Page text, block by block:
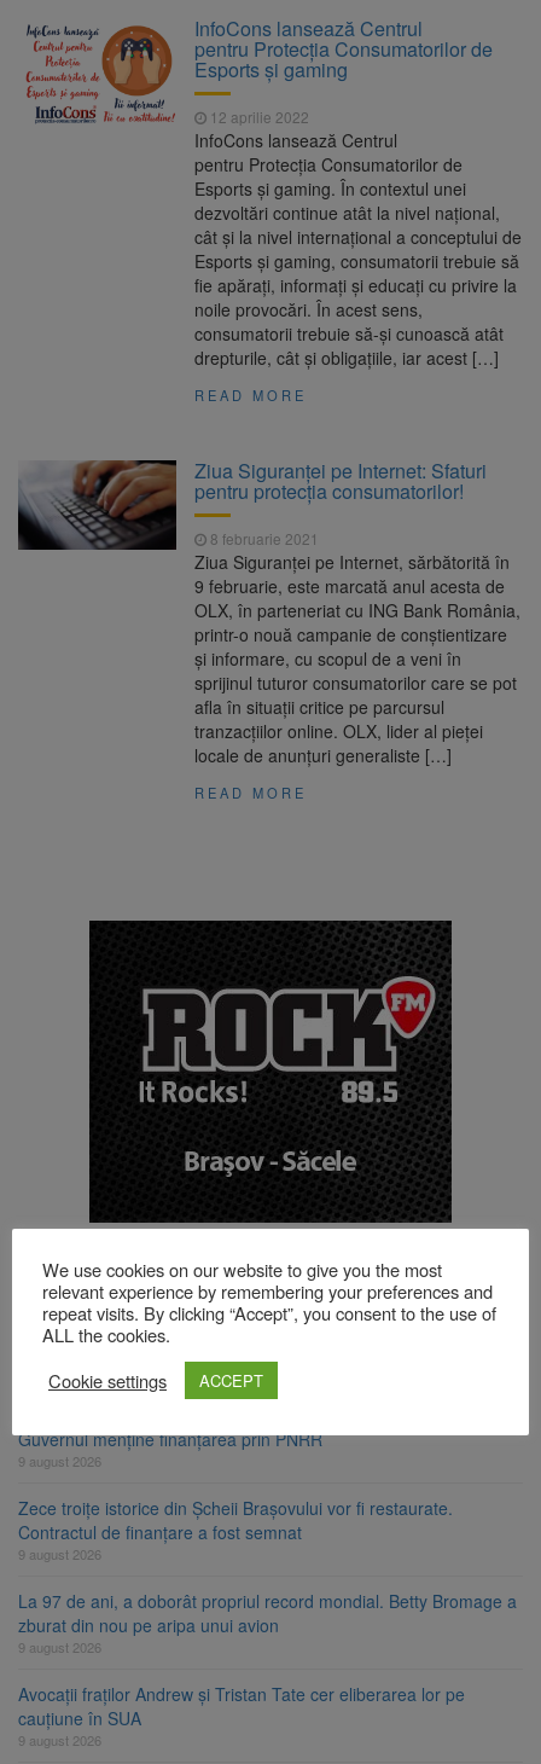
propriul record mondial. Betty Bromage a
zburat din nou pe aripa unui avion
9 august 2026
Tristan Tate cer eliberarea lor pe cauțiune în
Se schimbă examenul de
medic specialist. Subiecte unice în toată țara,
aceeași oră și același barem
Se schimbă regulile pentru
capsulele de cafea și ambalajele de unică
folosință. Noul regulament UE se aplică din 12
InfoCons lansează Centrul
pentru Protecția Consumatorilor de
Esports și gaming
12 aprilie 2022
InfoCons lansează Centrul
pentru Protecția Consumatorilor de
Esports și gaming. În contextul unei
dezvoltări continue atât la nivel național,
cât și la nivel internațional a conceptului de
Esports și gaming, consumatorii trebuie să
fie apărați, informați și educați cu privire la
noile provocări. În acest sens,
consumatorii trebuie să-și cunoască atât
drepturile, cât și obligațiile, iar acest […]
READ MORE
Ziua Siguranței pe Internet: Sfaturi
pentru protecţia consumatorilor!
8 februarie 2021
Ziua Siguranței pe Internet, sărbătorită în
9 februarie, este marcată anul acesta de
OLX, în parteneriat cu ING Bank România,
printr-o nouă campanie de conștientizare
și informare, cu scopul de a veni în
sprijinul tuturor consumatorilor care se pot
afla în situații critice pe parcursul
tranzacțiilor online. OLX, lider al pieței
locale de anunțuri generaliste […]
READ MORE
Se schimbă regulile pentru capsulele de cafea și ambalajele de
unică folosință. Noul regulament UE se aplică din 12 august
Guvernul menține finanțarea prin PNRR
9 august 2026
Zece troițe istorice din Șcheii Brașovului vor fi restaurate.
Contractul de finanțare a fost semnat
9 august 2026
La 97 de ani, a doborât propriul record mondial. Betty Bromage a
zburat din nou pe aripa unui avion
9 august 2026
Avocații fraților Andrew și Tristan Tate cer eliberarea lor pe
cauțiune în SUA
9 august 2026
We use cookies on our website to give you the most
relevant experience by remembering your preferences and
repeat visits. By clicking “Accept”, you consent to the use of
ALL the cookies.
Cookie settings
ACCEPT